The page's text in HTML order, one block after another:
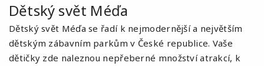
Dětský svět Méďa
Dětský svět Méďa se řadí k nejmodernější a největším
dětským zábavním parkům v České republice. Vaše
dětičky zde naleznou nepřeberné množství atrakcí, k